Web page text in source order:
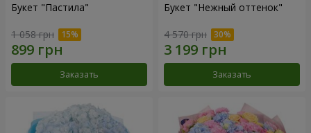
Букет "Пастила"
1 058 грн
Заказать
Букет "Нежный оттенок"
4 570 грн
Заказать